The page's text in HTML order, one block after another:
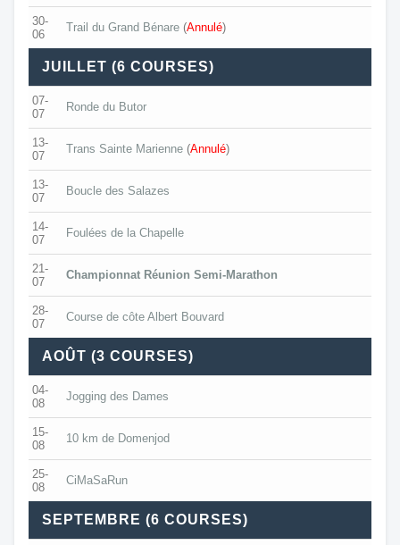
30-
06
Trail du Grand Bénare (Annulé)
JUILLET (6 COURSES)
07-
07
Ronde du Butor
13-
07
Trans Sainte Marienne (Annulé)
13-
07
Boucle des Salazes
14-
07
Foulées de la Chapelle
21-
07
Championnat Réunion Semi-Marathon
28-
07
Course de côte Albert Bouvard
AOÛT (3 COURSES)
04-
08
Jogging des Dames
15-
08
10 km de Domenjod
25-
08
CiMaSaRun
SEPTEMBRE (6 COURSES)